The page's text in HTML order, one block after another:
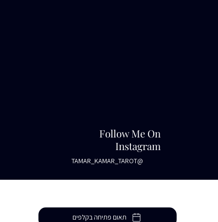
Follow Me On
Instagram
@TAMAR_KAMAR_TAROT
תאום פתיחה בקלפים